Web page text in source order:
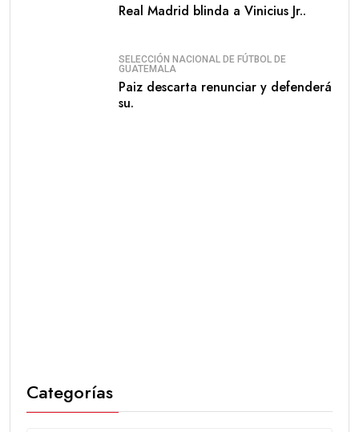
Real Madrid blinda a Vinicius Jr..
SELECCIÓN NACIONAL DE FÚTBOL DE
GUATEMALA
Paiz descarta renunciar y defenderá
su.
Categorías